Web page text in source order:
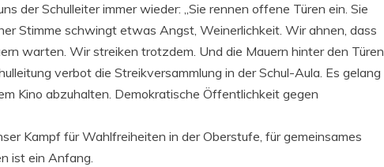
der Schulleiter immer wieder: „Sie rennen offene Türen ein. Sie
Stimme schwingt etwas Angst, Weinerlichkeit. Wir ahnen, dass
warten. Wir streiken trotzdem. Und die Mauern hinter den Türen
verbot die Streikversammlung in der Schul-Aula. Es gelang
Kino abzuhalten. Demokratische Öffentlichkeit gegen
Kampf für Wahlfreiheiten in der Oberstufe, für gemeinsames
ist ein Anfang.